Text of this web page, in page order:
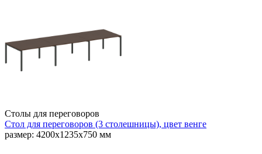
Столы для переговоров
Стол для переговоров (3 столешницы), цвет венге
размер: 4200х1235х750 мм